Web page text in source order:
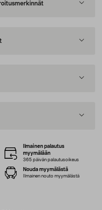
Ilmainen palautus
myymälään
365 päivän palautusoikeus
Nouda myymälästä
Ilmainen nouto myymälästä